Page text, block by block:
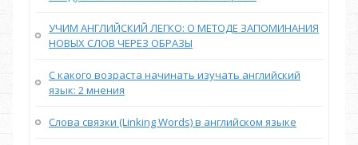
УЧИМ АНГЛИЙСКИЙ ЛЕГКО: О МЕТОДЕ ЗАПОМИНАНИЯ
НОВЫХ СЛОВ ЧЕРЕЗ ОБРАЗЫ
С какого возраста начинать изучать английский
язык: 2 мнения
Слова связки (Linking Words) в английском языке